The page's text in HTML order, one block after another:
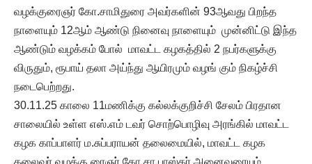
வழக்குரைஞர் கோ.சாமிதுரை அவர்களின் 93ஆவது பிறந்த
நாளையும் 12ஆம் ஆண்டு நினைவு நாளையும் முன்னிட்டு இந்த
ஆண்டும் வழக்கம் போல் மாவட்ட கழகத்தில் 2 நபர்களுக்கு
விருதும், ரூபாய் தலா அய்ந்து ஆயிரமும் வழங் கும் நிகழ்ச்சி
நடைபெற்றது.
30.11.25 காலை 11மணிக்கு கல்லக்குறிச்சி சேலம் பிரதான
சாலையில் உள்ள எஸ்.எம் டவர் சொற்பொழிவு அரங்கில் மாவட்ட
கழக காப்பாளர் ம.சுப்பராயன் தலைமையில், மாவட்ட கழக
தலைவர் வழக்கு ரைஞர் கோ.சா.பாஸ்கர் அனைவரையும்